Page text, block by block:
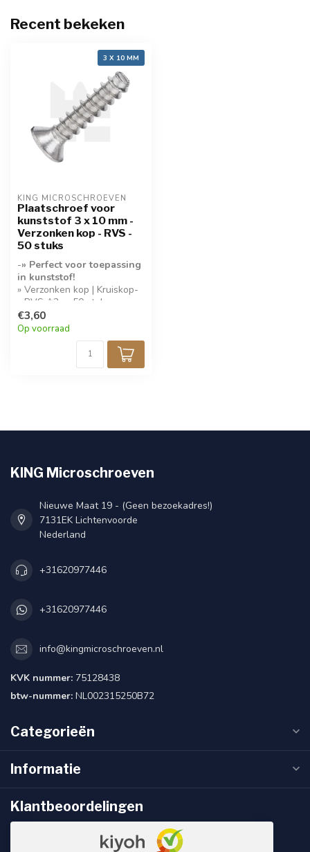
Recent bekeken
3 X 10 MM
KING MICROSCHROEVEN
Plaatschroef voor
kunststof 3 x 10 mm -
Verzonken kop - RVS -
50 stuks
-» Perfect voor toepassing
in kunststof!
» Verzonken kop | Kruiskop-
» RVS A2- » 50 stuks per
verpakking-
€3,60
Op voorraad
KING Microschroeven
Nieuwe Maat 19 - (Geen bezoekadres!)
7131EK Lichtenvoorde
Nederland
+31620977446
+31620977446
info@kingmicroschroeven.nl
KVK nummer: 75128438
btw-nummer: NL002315250B72
Categorieën
Informatie
Klantbeoordelingen